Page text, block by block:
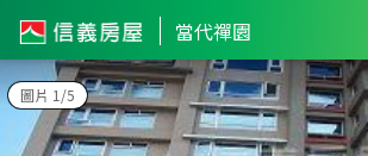
當代禪園
圖片 1/5